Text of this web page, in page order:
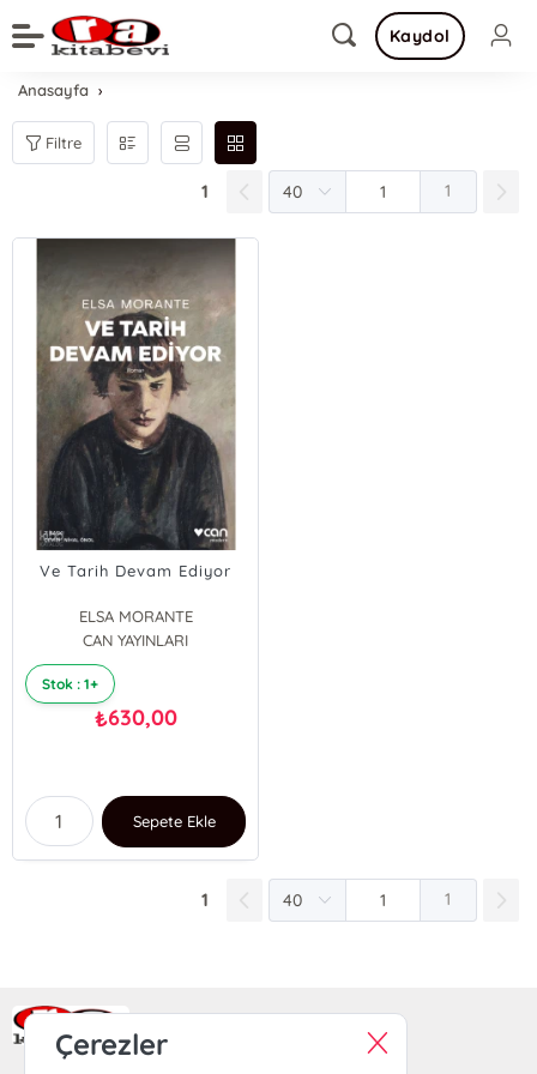
Kaydol
Anasayfa
Filtre
1 1
Ve Tarih Devam Ediyor
ELSA MORANTE
CAN YAYINLARI
Stok : 1+
₺630,00
Sepete Ekle
1 1
Ra Yayın Kitabevi
Çerezler